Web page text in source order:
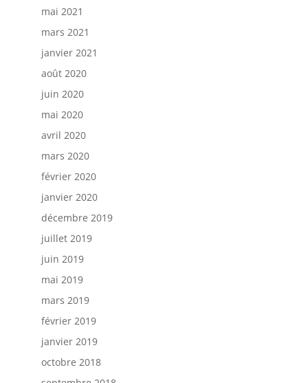
mai 2021
mars 2021
janvier 2021
août 2020
juin 2020
mai 2020
avril 2020
mars 2020
février 2020
janvier 2020
décembre 2019
juillet 2019
juin 2019
mai 2019
mars 2019
février 2019
janvier 2019
octobre 2018